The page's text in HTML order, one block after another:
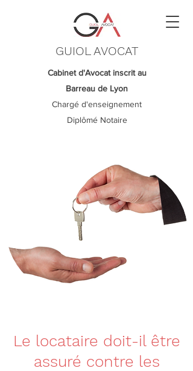
GUIOL AVOCAT
Cabinet d'Avocat inscrit au
Barreau de Lyon
Chargé d'enseignement
Diplômé Notaire
Le locataire doit-il être
assuré contre les